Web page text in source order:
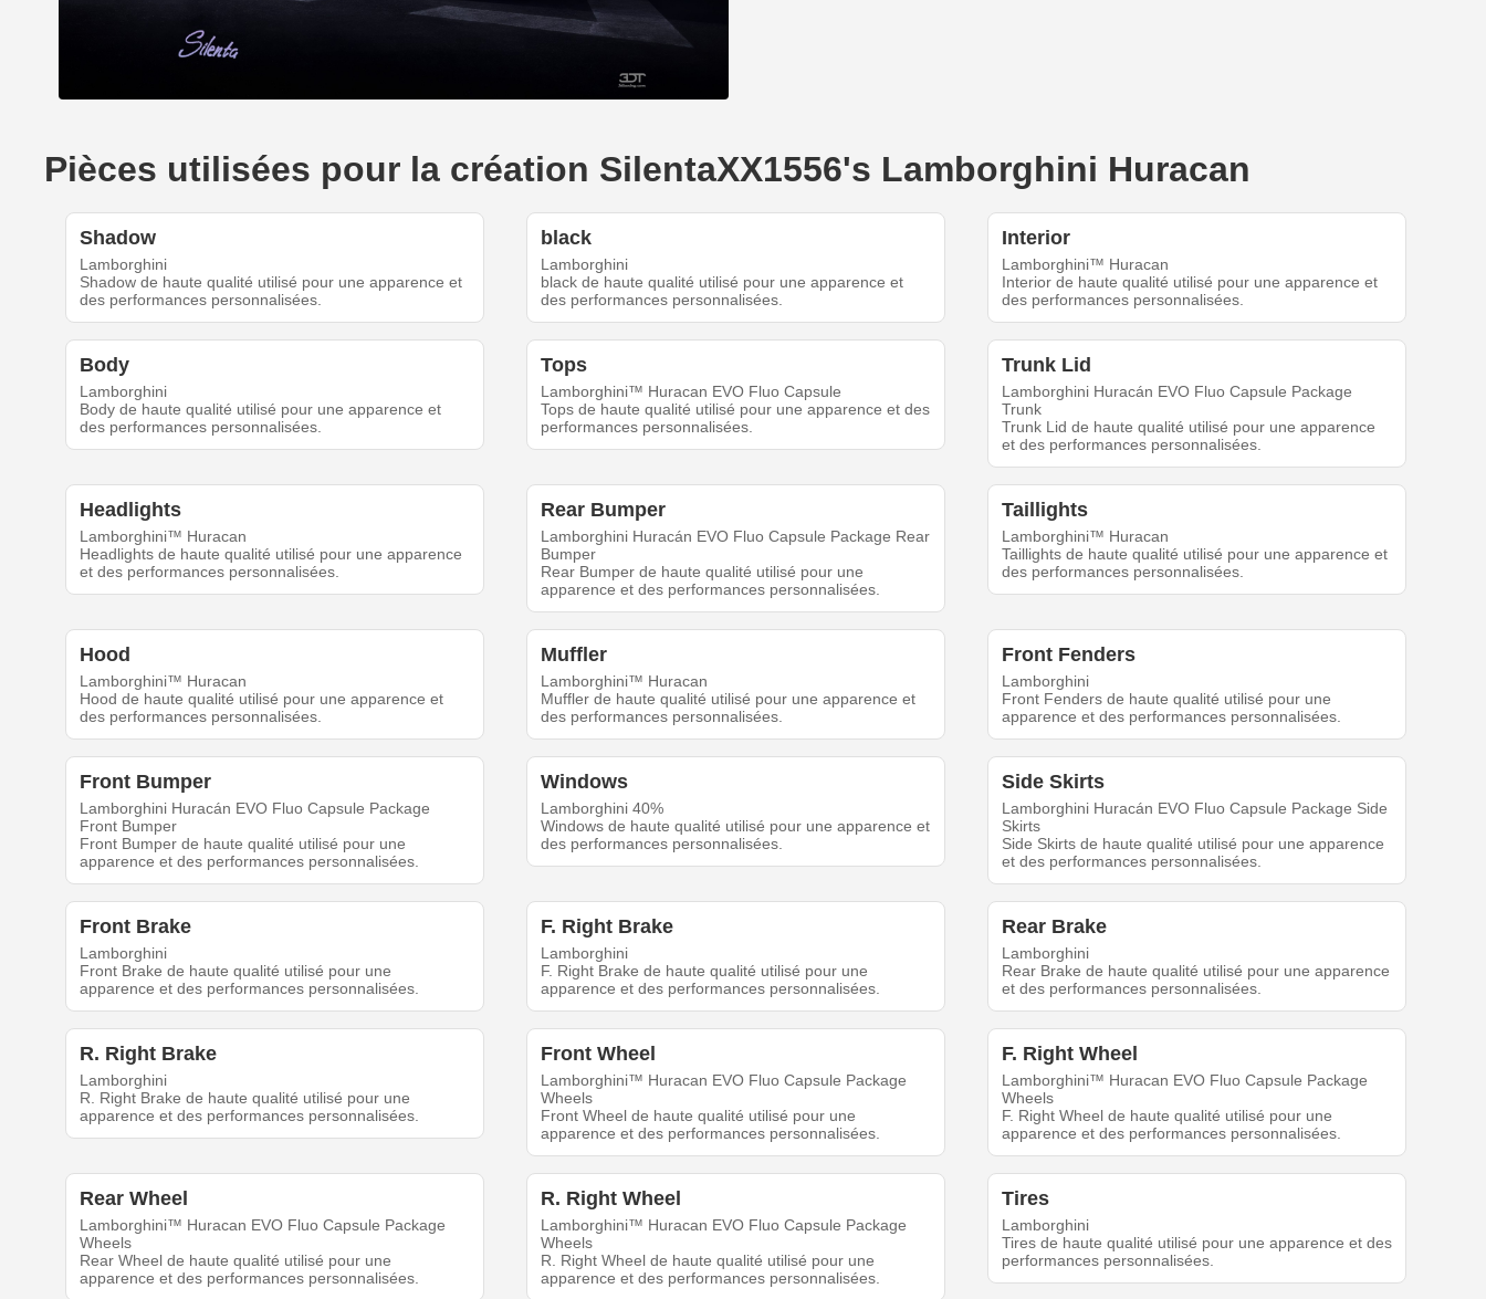
Pièces utilisées pour la création SilentaXX1556's Lamborghini Huracan
Shadow
Lamborghini
Shadow de haute qualité utilisé pour une apparence et
des performances personnalisées.
black
Lamborghini
black de haute qualité utilisé pour une apparence et
des performances personnalisées.
Interior
Lamborghini™ Huracan
Interior de haute qualité utilisé pour une apparence et
des performances personnalisées.
Body
Lamborghini
Body de haute qualité utilisé pour une apparence et
des performances personnalisées.
Tops
Lamborghini™ Huracan EVO Fluo Capsule
Tops de haute qualité utilisé pour une apparence et des
performances personnalisées.
Trunk Lid
Lamborghini Huracán EVO Fluo Capsule Package
Trunk
Trunk Lid de haute qualité utilisé pour une apparence
et des performances personnalisées.
Headlights
Lamborghini™ Huracan
Headlights de haute qualité utilisé pour une apparence
et des performances personnalisées.
Rear Bumper
Lamborghini Huracán EVO Fluo Capsule Package Rear
Bumper
Rear Bumper de haute qualité utilisé pour une
apparence et des performances personnalisées.
Taillights
Lamborghini™ Huracan
Taillights de haute qualité utilisé pour une apparence et
des performances personnalisées.
Hood
Lamborghini™ Huracan
Hood de haute qualité utilisé pour une apparence et
des performances personnalisées.
Muffler
Lamborghini™ Huracan
Muffler de haute qualité utilisé pour une apparence et
des performances personnalisées.
Front Fenders
Lamborghini
Front Fenders de haute qualité utilisé pour une
apparence et des performances personnalisées.
Front Bumper
Lamborghini Huracán EVO Fluo Capsule Package
Front Bumper
Front Bumper de haute qualité utilisé pour une
apparence et des performances personnalisées.
Windows
Lamborghini 40%
Windows de haute qualité utilisé pour une apparence et
des performances personnalisées.
Side Skirts
Lamborghini Huracán EVO Fluo Capsule Package Side
Skirts
Side Skirts de haute qualité utilisé pour une apparence
et des performances personnalisées.
Front Brake
Lamborghini
Front Brake de haute qualité utilisé pour une
apparence et des performances personnalisées.
F. Right Brake
Lamborghini
F. Right Brake de haute qualité utilisé pour une
apparence et des performances personnalisées.
Rear Brake
Lamborghini
Rear Brake de haute qualité utilisé pour une apparence
et des performances personnalisées.
R. Right Brake
Lamborghini
R. Right Brake de haute qualité utilisé pour une
apparence et des performances personnalisées.
Front Wheel
Lamborghini™ Huracan EVO Fluo Capsule Package
Wheels
Front Wheel de haute qualité utilisé pour une
apparence et des performances personnalisées.
F. Right Wheel
Lamborghini™ Huracan EVO Fluo Capsule Package
Wheels
F. Right Wheel de haute qualité utilisé pour une
apparence et des performances personnalisées.
Rear Wheel
Lamborghini™ Huracan EVO Fluo Capsule Package
Wheels
Rear Wheel de haute qualité utilisé pour une
apparence et des performances personnalisées.
R. Right Wheel
Lamborghini™ Huracan EVO Fluo Capsule Package
Wheels
R. Right Wheel de haute qualité utilisé pour une
apparence et des performances personnalisées.
Tires
Lamborghini
Tires de haute qualité utilisé pour une apparence et des
performances personnalisées.